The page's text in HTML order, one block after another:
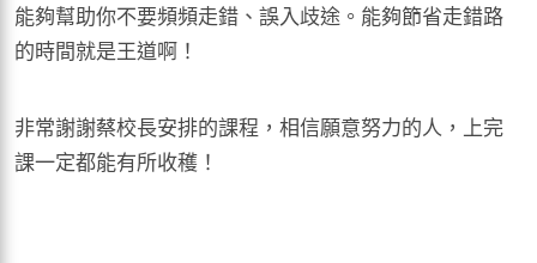
能夠幫助你不要頻頻走錯、誤入歧途。能夠節省走錯路
的時間就是王道啊！
非常謝謝蔡校長安排的課程，相信願意努力的人，上完
課一定都能有所收穫！